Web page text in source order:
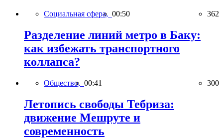
Социальная сфера, 00:50 362
Разделение линий метро в Баку:
как избежать транспортного
коллапса?
Общество, 00:41 300
Летопись свободы Тебриза:
движение Мешруте и
современность